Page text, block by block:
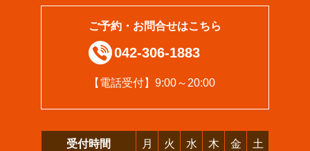
ご予約・お問合せはこちら
042-306-1883
【電話受付】9:00～20:00
受付時間 月 火 水 木 金 土